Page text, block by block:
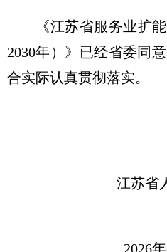
《江苏省服务业扩
2030年）》已经省委同
合实际认真贯彻落实。
江苏省
2026年